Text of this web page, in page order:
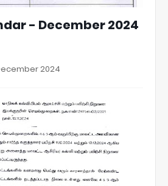
- December 2024
2024